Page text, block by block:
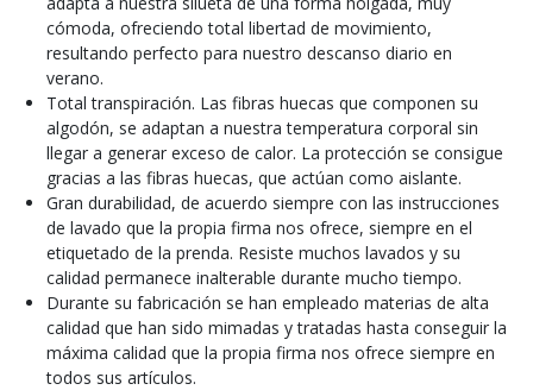
cómoda, ofreciendo total libertad de movimiento,
resultando perfecto para nuestro descanso diario en
verano.
Total transpiración. Las fibras huecas que componen su
algodón, se adaptan a nuestra temperatura corporal sin
llegar a generar exceso de calor. La protección se consigue
gracias a las fibras huecas, que actúan como aislante.
Gran durabilidad, de acuerdo siempre con las instrucciones
de lavado que la propia firma nos ofrece, siempre en el
etiquetado de la prenda. Resiste muchos lavados y su
calidad permanece inalterable durante mucho tiempo.
Durante su fabricación se han empleado materias de alta
calidad que han sido mimadas y tratadas hasta conseguir la
máxima calidad que la propia firma nos ofrece siempre en
todos sus artículos.